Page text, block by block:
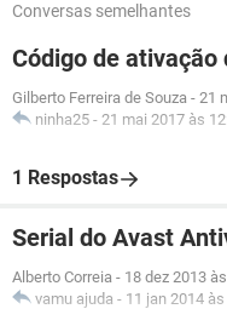
Conversas semelhantes
Código de
Gilberto Ferreira de Souza - 21
ninha25 - 21 mai 2017 às
1 Respostas
Serial do Avast
Alberto Correia - 18 dez 2013
vamu ajuda - 11 jan 2014